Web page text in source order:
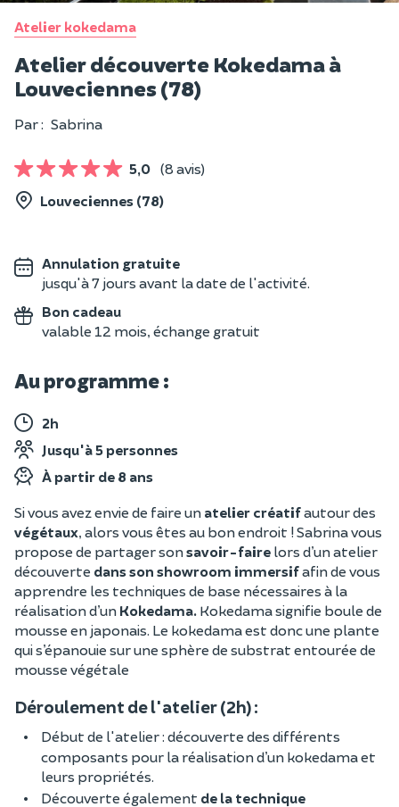
Atelier kokedama
Atelier découverte Kokedama à
Louveciennes (78)
Par : Sabrina
5,0 (8 avis)
Louveciennes (78)
Annulation gratuite
jusqu'à 7 jours avant la date de l'activité.
Bon cadeau
valable 12 mois, échange gratuit
Au programme :
2h
Jusqu'à 5 personnes
À partir de 8 ans
Si vous avez envie de faire un atelier créatifautour des
végétaux, alors vous êtes au bon endroit ! Sabrina vous
propose de partager sonsavoir-faire lors d’un atelier
découverte dans son showroom immersifafin de vous
apprendre les techniques de base nécessaires à la
réalisation d’un Kokedama. Kokedama signifie boule de
mousse en japonais. Le kokedama est donc une plante
qui s’épanouie sur une sphère de substrat entourée de
mousse végétale
Déroulement de l'atelier (2h) :
Début de l'atelier : découverte des différents
composants pour la réalisation d’un kokedama et
leurs propriétés.
Découverte également de la technique